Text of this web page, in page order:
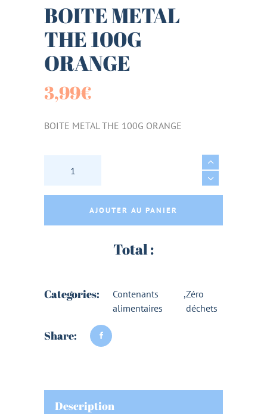
BOITE METAL
THE 100G
ORANGE
3,99€
BOITE METAL THE 100G ORANGE
BOITE METAL THE 100G ORANGE quantity
AJOUTER AU PANIER
Total :
Categories:
Contenants
alimentaires
,Zéro
déchets
Share:
Description